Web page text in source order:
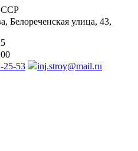
Белореченская улица, 43,
25-53
inj.stroy@mail.ru